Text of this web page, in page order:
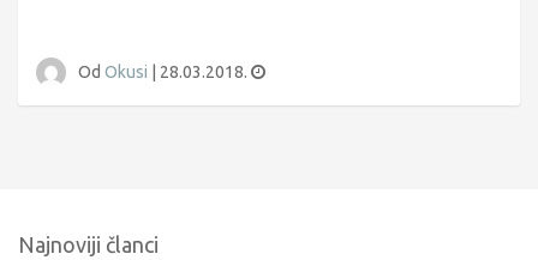
Od Okusi 28.03.2018.
Najnoviji članci